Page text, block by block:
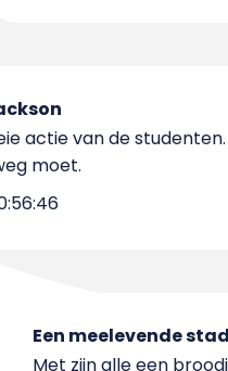
actie van de
moet.
Een meelevende
Met zijn alle een